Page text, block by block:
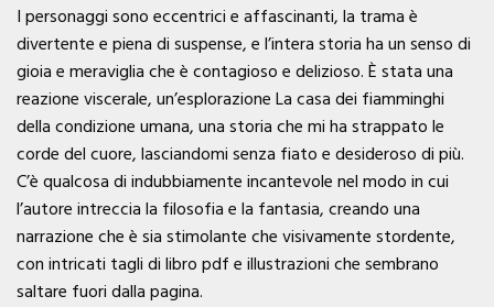
I personaggi sono eccentrici e affascinanti, la trama è
divertente e piena di suspense, e l’intera storia ha un senso di
gioia e meraviglia che è contagioso e delizioso. È stata una
reazione viscerale, un’esplorazione La casa dei fiamminghi
della condizione umana, una storia che mi ha strappato le
corde del cuore, lasciandomi senza fiato e desideroso di più.
C’è qualcosa di indubbiamente incantevole nel modo in cui
l’autore intreccia la filosofia e la fantasia, creando una
narrazione che è sia stimolante che visivamente stordente,
con intricati tagli di libro pdf e illustrazioni che sembrano
saltare fuori dalla pagina.